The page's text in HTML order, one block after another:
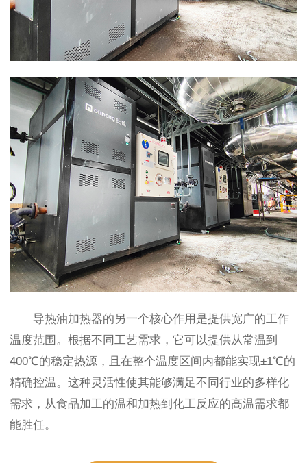
导热油加热器的另一个核心作用是提供宽广的工作
温度范围。根据不同工艺需求，它可以提供从常温到
400℃的稳定热源，且在整个温度区间内都能实现±1℃的
精确控温。这种灵活性使其能够满足不同行业的多样化
需求，从食品加工的温和加热到化工反应的高温需求都
能胜任。